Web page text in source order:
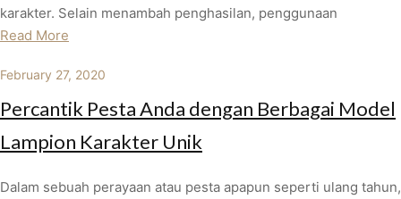
karakter. Selain menambah penghasilan, penggunaan
Read More
February 27, 2020
Percantik Pesta Anda dengan Berbagai Model
Lampion Karakter Unik
Dalam sebuah perayaan atau pesta apapun seperti ulang tahun,